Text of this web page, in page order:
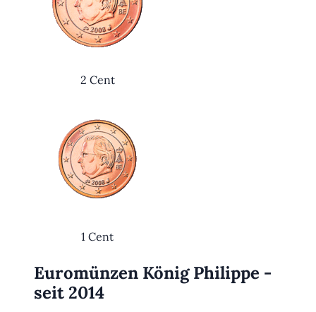
2 Cent
1 Cent
Euromünzen König Philippe -
seit 2014